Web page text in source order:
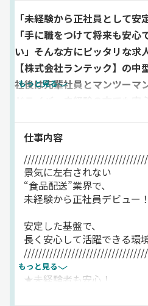
「未経験から正社員として安
「手に職をつけて将来も安
い」そんな方にピッタリな求
【株式会社ランテック】の
社後は先輩社員とマンツーマ
影響を受けにくい食品配送の
ひとつ。全国21ヶ所の契約保
年勤続表彰、資格取得補助な
り支える制度が整っています
日は月8以上⇒希望休取得も
都合など、プライベートとの
「運転が好き」「そろそろ腰
あなたの気持ちを、しっかり
もっと見る
仕事内容
//////////////////////////////////
景気に左右されない
“食品配送”業界で、
未経験から正社員デビュー！
安定した基盤で、
長く安心して活躍できる環
//////////////////////////////////
★未経験者も安心！
もっと見る